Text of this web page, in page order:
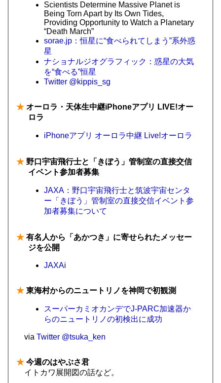
Scientists Determine Massive Planet is
Being Torn Apart by Its Own Tides,
Providing Opportunity to Watch a Planetary
“Death March”
sorae.jp：恒星に“食べられてしまう”系外惑
星
ナショナルジオグラフィック：惑星の大気
を“食べる”恒星
Twitter @kippis_sg
★ オーロラ・天体生中継iPhoneアプリ LIVE!オー
ロラ
iPhoneアプリ オーロラ中継 Live!オーロラ
★ 野口宇宙飛行士と「きぼう」管制室の直接交信
イベント参加者募集
JAXA：野口宇宙飛行士と筑波宇宙センタ
ー「きぼう」管制室の直接交信イベント参
加者募集について
★ 有名人から「あかつき」に寄せられたメッセー
ジを公開
JAXAi
★ 東海村からのニュートリノを神岡で初観測
スーパーカミオカンデでJ-PARC加速器か
らのニュートリノの初検出に成功
via Twitter @tsuka_ken
★ 今週のはやぶさ君
イトカワ展開図の話など。